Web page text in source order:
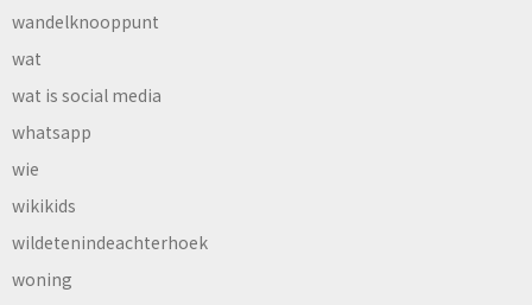
wandelknooppunt
wat
wat is social media
whatsapp
wie
wikikids
wildetenindeachterhoek
woning